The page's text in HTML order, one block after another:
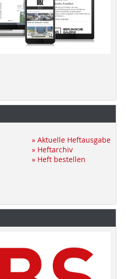
» Aktuelle Heftausgabe
» Heftarchiv
» Heft bestellen